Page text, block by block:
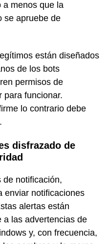
a menos que la
se apruebe de
están diseñados
de los bots
permisos de
para funcionar.
lo contrario debe
disfrazado de
de notificación,
enviar notificaciones
alertas están
a las advertencias de
y, con frecuencia,